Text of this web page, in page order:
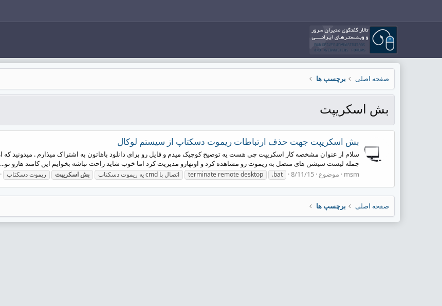
صفحه اصلی برچسپ ها
بش اسکریپت
بش اسکریپت جهت حذف ارتباطات ریموت دسکتاپ از سیستم لوکال
جمله لیست سیشن های متصل به ریموت رو مشاهده کرد و اونهارو مدیریت کرد اما خوب شاید راحت نباشه بخوایم این کامند هارو تو...
msm
موضوع 8/11/15
.bat
terminate remote desktop اتصال با cmd یه ریموت دسکتاپ بشاسکریپت ریموت دسکتاپ
صفحه اصلی برچسپ ها